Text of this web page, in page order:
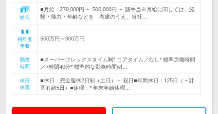
給与
■月給：270,000円 ～ 500,000円 ＋ 諸手当※月給に関しては、経
験・能力・年齢などを 考慮のうえ、当社…
初年度
年収
500万円～900万円
勤務
時間
■スーパーフレックスタイム制* コアタイム／なし* 標準労働時間
／7時間40分* 標準的な勤務時間例…
休日
休暇
■休日：完全週休2日制（土日）＋ 祝日■年間休日：125日（＋計
画有給5日）■休暇：* 年末年始休暇…